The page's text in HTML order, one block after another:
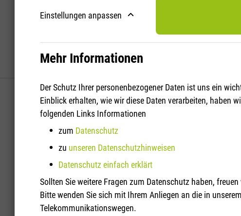
NEWS
BLOG
KONTAKT
DATENSCHUTZ
DATENSCHUTZHINWEISE
DATENSCHUTZ EINFACH
AGB
K3
Hohenzollern
© 2026 by
Einstellungen anpassen
Unbedingt notwendige Cookies
Unbedingt notwendige Cookies sollten jederzeit aktiviert
Anbieter K3 Innovationen GmbH
Gültigkeit720 Tage
Dieser Cookie speichert den Zustand der Cookie Einstellungen für
Name
ng-cc-analytics
Anbieter
K3 Innovationen GmbH
Mehr Informationen
Der Schutz Ihrer personenbezogener Daten ist uns ein
Einblick erhalten, wie wir diese Daten verarbeiten, haben
folgenden Links Informationen
zum Datenschutz
zu unseren Datenschutzhinweisen
Datenschutz einfach erklärt
Sollten Sie weitere Fragen zum Datenschutz haben,
Bitte wenden Sie sich mit Ihrem Anliegen an die in unserem
Telekommunikationswegen.